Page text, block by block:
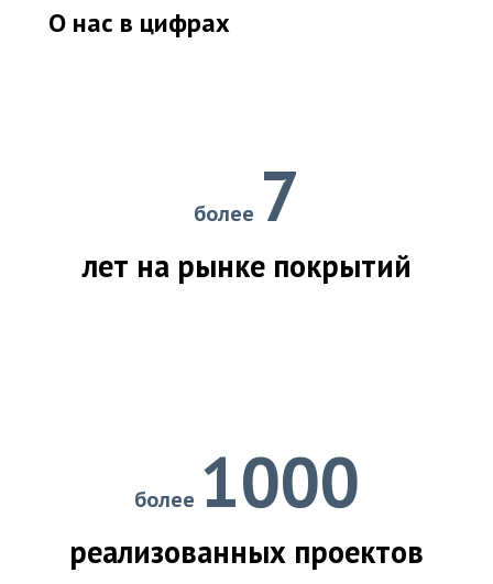
О нас в цифрах
более 7
лет на рынке покрытий
более 1000
реализованных проектов